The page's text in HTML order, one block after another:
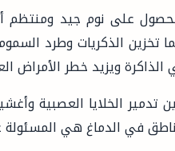
على نوم جيد ومنتظم
تخزين الذكريات وطرد
ويزيد خطر الأمراض
تدمير الخلايا العصبية
في الدماغ هي